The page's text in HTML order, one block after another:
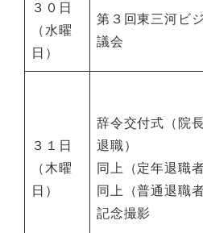
３０日
（水曜
日）
第３回東三河ビ
議会
３１日
（木曜
日）
辞令交付式（院
退職）
同上（定年退職者
同上（普通退職者
記念撮影